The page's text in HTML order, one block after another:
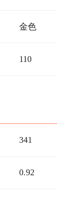
金色
110
341
0.92